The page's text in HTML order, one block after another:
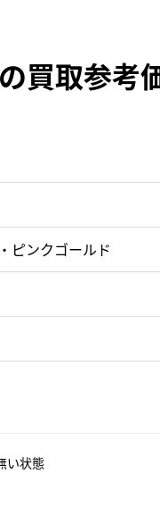
買取参考
ピンクゴールド
い状態